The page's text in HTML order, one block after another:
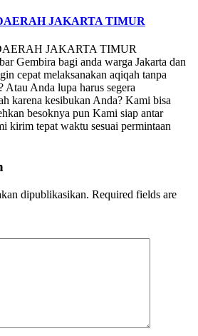
JAKARTA TIMUR
JAKARTA TIMUR
Gembira bagi anda warga Jakarta dan
cepat melaksanakan aqiqah tanpa
Atau Anda lupa harus segera
karena kesibukan Anda? Kami bisa
besoknya pun Kami siap antar
kirim tepat waktu sesuai permintaan
dipublikasikan. Required fields are